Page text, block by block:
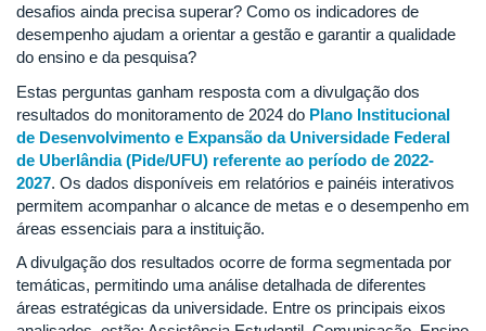
desafios ainda precisa superar? Como os indicadores de
desempenho ajudam a orientar a gestão e garantir a qualidade
do ensino e da pesquisa?
Estas perguntas ganham resposta com a divulgação dos
resultados do monitoramento de 2024 do Plano Institucional
de Desenvolvimento e Expansão da Universidade Federal
de Uberlândia (Pide/UFU) referente ao período de 2022-
2027. Os dados disponíveis em relatórios e painéis interativos
permitem acompanhar o alcance de metas e o desempenho em
áreas essenciais para a instituição.
A divulgação dos resultados ocorre de forma segmentada por
temáticas, permitindo uma análise detalhada de diferentes
áreas estratégicas da universidade. Entre os principais eixos